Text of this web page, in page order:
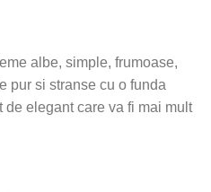
albe, simple, frumoase,
pur si stranse cu o funda
elegant care va fi mai mult